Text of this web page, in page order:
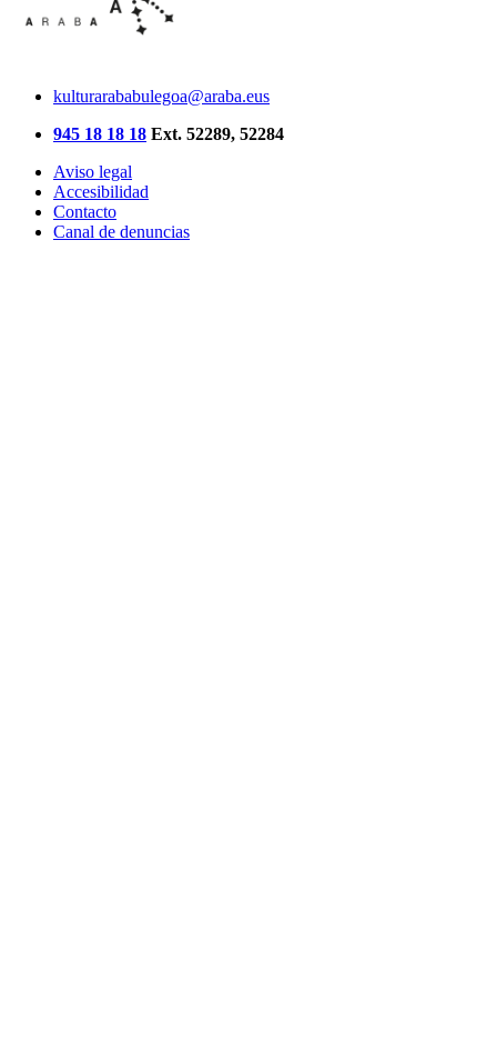
kulturarababulegoa@araba.eus
945 18 18 18 Ext. 52289, 52284
Aviso legal
Accesibilidad
Contacto
Canal de denuncias